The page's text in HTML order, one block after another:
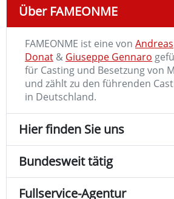
Über FAMEONME
FAMEONME ist eine von Andreas
Donat & Giuseppe Gennaro
für Casting und Besetzung von
und zählt zu den führenden
in Deutschland.
Hier finden Sie uns
Bundesweit tätig
Fullservice-Agentur